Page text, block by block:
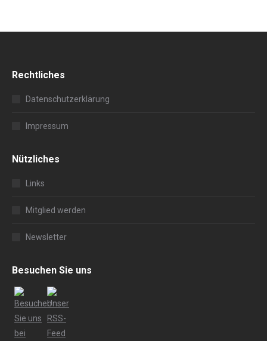
Rechtliches
Datenschutzerklärung
Impressum
Nützliches
Links
Mitglied werden
Newsletter
Besuchen Sie uns